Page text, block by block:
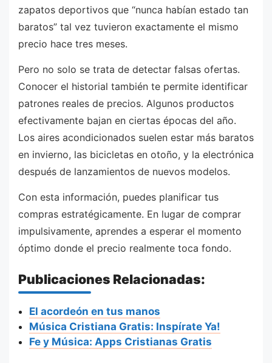
zapatos deportivos que “nunca habían estado tan
baratos” tal vez tuvieron exactamente el mismo
precio hace tres meses.
Pero no solo se trata de detectar falsas ofertas.
Conocer el historial también te permite identificar
patrones reales de precios. Algunos productos
efectivamente bajan en ciertas épocas del año.
Los aires acondicionados suelen estar más baratos
en invierno, las bicicletas en otoño, y la electrónica
después de lanzamientos de nuevos modelos.
Con esta información, puedes planificar tus
compras estratégicamente. En lugar de comprar
impulsivamente, aprendes a esperar el momento
óptimo donde el precio realmente toca fondo.
Publicaciones Relacionadas:
El acordeón en tus manos
Música Cristiana Gratis: Inspírate Ya!
Fe y Música: Apps Cristianas Gratis